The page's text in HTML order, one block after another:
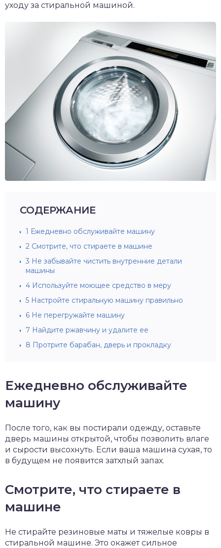
уходу за стиральной машиной.
СОДЕРЖАНИЕ
1 Ежедневно обслуживайте машину
2 Смотрите, что стираете в машине
3 Не забывайте чистить внутренние детали
машины
4 Используйте моющее средство в меру
5 Настройте стиральную машину правильно
6 Не перегружайте машину
7 Найдите ржавчину и удалите ее
8 Протрите барабан, дверь и прокладку
Ежедневно обслуживайте
машину
После того, как вы постирали одежду, оставьте
дверь машины открытой, чтобы позволить влаге
и сырости высохнуть. Если ваша машина сухая, то
в будущем не появится затхлый запах.
Смотрите, что стираете в
машине
Не стирайте резиновые маты и тяжелые ковры в
стиральной машине. Это окажет сильное